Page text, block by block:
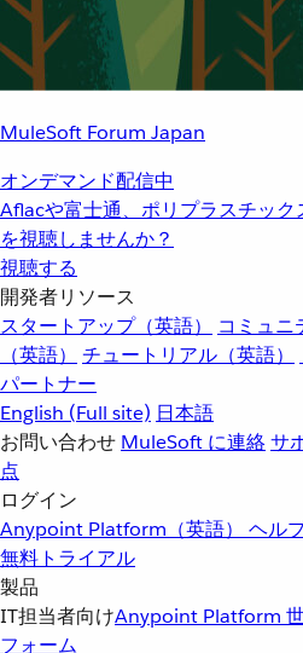
MuleSoft Forum Japan
オンデマンド配信中
Aflacや富士通、ポリプラスチッ
を視聴しませんか？
視聴する
開発者リソース
スタートアップ（英語）
コミュニ
（英語）
チュートリアル（英語）
パートナー
English (Full site) 日本語
お問い合わせ MuleSoft に連絡サ
点
ログイン
Anypoint Platform（英語） ヘル
無料トライアル
製品
IT担当者向けAnypoint Platform
フォーム